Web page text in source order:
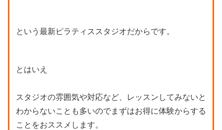
という最新ピラティススタジオだからです。
とはいえ
スタジオの雰囲気や対応など、レッスンしてみないと
わからないことも多いのでまずはお得に体験からする
ことをおススメします。